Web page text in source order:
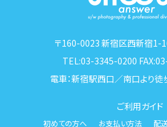
〒160-0023 新宿区西新宿1-
TEL:03-3345-0200
電車：新宿駅西口／南口より徒
ご利用ガイド
初めての方へ お支払い方法 配